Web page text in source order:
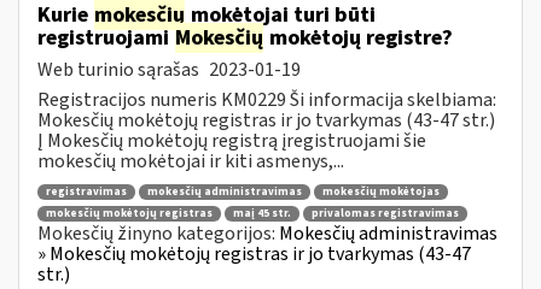
Kurie mokesčių mokėtojai turi būti
registruojamiMokesčių mokėtojų registre?
Web turinio sąrašas 2023-01-19
Registracijos numeris KM0229 Ši informacija skelbiama:
Mokesčių mokėtojų registras ir jo tvarkymas (43-47 str.)
Į Mokesčių mokėtojų registrą įregistruojami šie
mokesčių mokėtojai ir kiti asmenys,...
registravimas mokesčių administravimas
mokesčių mokėtojas
mokesčių mokėtojų registras
maį 45 str. privalomas registravimas
Mokesčių žinyno kategorijos: Mokesčių administravimas
» Mokesčių mokėtojų registras ir jo tvarkymas (43-47
str.)